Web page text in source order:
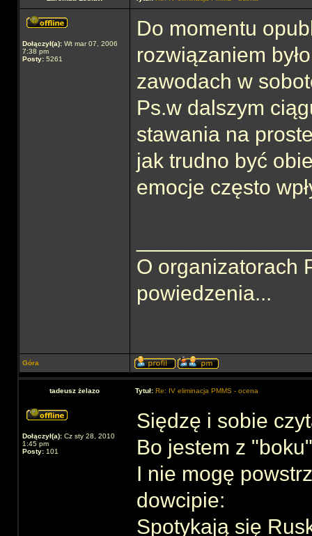
Dołączył(a): Wt mar 07, 2006
7:38 pm
Posty: 5261
Do momentu
rozwiązaniem
zawodach w
Ps.w dalszym
stawania na
jak trudno być
emocje często
O organizatorach
powiedzenia...
Góra
tadeusz żelazo Tytuł: Re: IV eliminacja PMMS - ocena
Dołączył(a): Cz sty 28, 2010
1:45 pm
Posty: 101
Siędzę i sobie
Bo jestem z
I nie mogę
dowcipie:
Spotykają się